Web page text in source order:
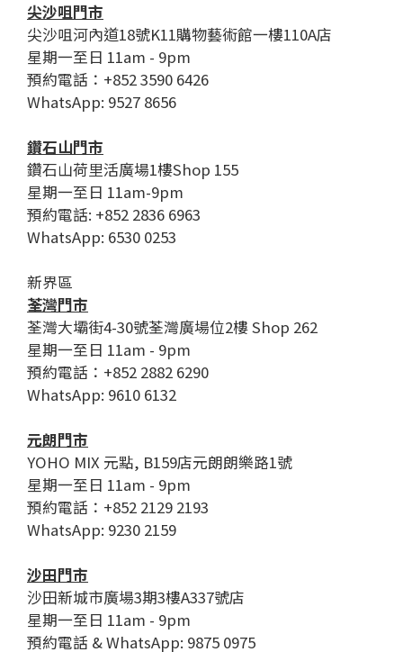
尖沙咀門市
尖沙咀河內道18號K11購物藝術館一樓110A店
星期一至日 11am - 9pm
預約電話：+852 3590 6426
WhatsApp: 9527 8656
鑽石山門市
鑽石山荷里活廣場1樓Shop 155
星期一至日 11am-9pm
預約電話: +852 2836 6963
WhatsApp: 6530 0253
新界區
荃灣門市
荃灣大壩街4-30號荃灣廣場位2樓 Shop 262
星期一至日 11am - 9pm
預約電話：+852 2882 6290
WhatsApp: 9610 6132
元朗門市
YOHO MIX 元點, B159店元朗朗樂路1號
星期一至日 11am - 9pm
預約電話：+852 2129 2193
WhatsApp: 9230 2159
沙田門市
沙田新城市廣場3期3樓A337號店
星期一至日 11am - 9pm
預約電話 & WhatsApp: 9875 0975